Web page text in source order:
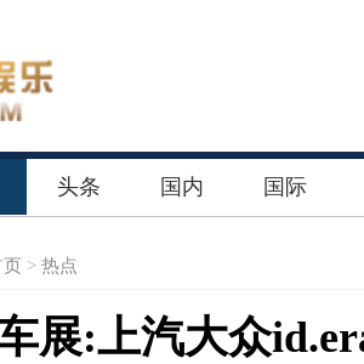
头条 国内 国际
> 热点
展:上汽大众